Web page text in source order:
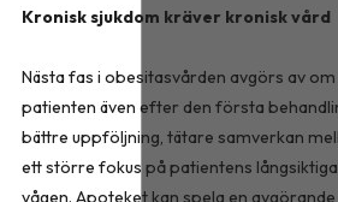
Kronisk sjukdom kräver kronisk vård
Nästa fas i obesitasvården avgörs av
patienten även efter den första
bättre uppföljning, tätare samverkan
ett större fokus på patientens
vågen. Apoteket kan spela en